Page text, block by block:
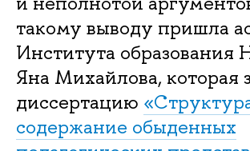
такому выводу пришла
Института
Яна Михайлова, которая
диссертацию
содержание обыденных